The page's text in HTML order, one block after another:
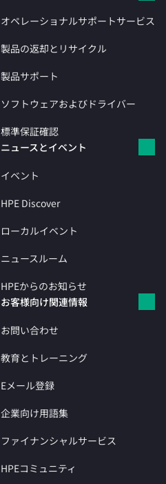
オペレーショナルサポートサービス
製品の返却とリサイクル
製品サポート
ソフトウェアおよびドライバー
標準保証確認
ニュースとイベント
イベント
HPE Discover
ローカルイベント
ニュースルーム
HPEからのお知らせ
お客様向け関連情報
お問い合わせ
教育とトレーニング
Eメール登録
企業向け用語集
ファイナンシャルサービス
HPEコミュニティ